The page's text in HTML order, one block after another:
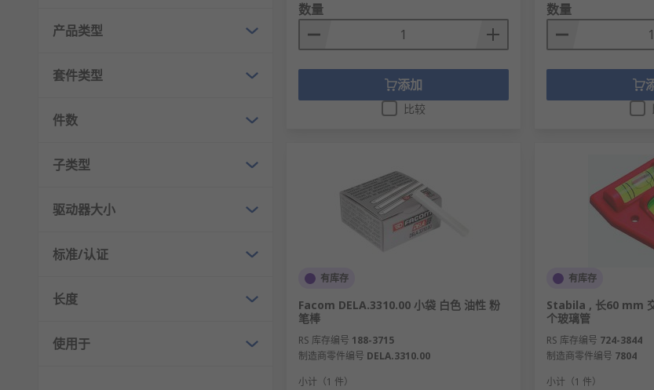
产品类型
套件类型
件数
子类型
驱动器大小
标准/认证
长度
使用于
数量
添加
比较
数量
有库存
Facom DELA.3310.00 小袋 白色 油性 粉
笔棒
RS 库存编号 188-3715
制造商零件编号 DELA.3310.00
小计（1 件）
有库存
Stabila , 长60 mm
个玻璃管
RS 库存编号 724-3844
制造商零件编号 7804
小计（1 件）